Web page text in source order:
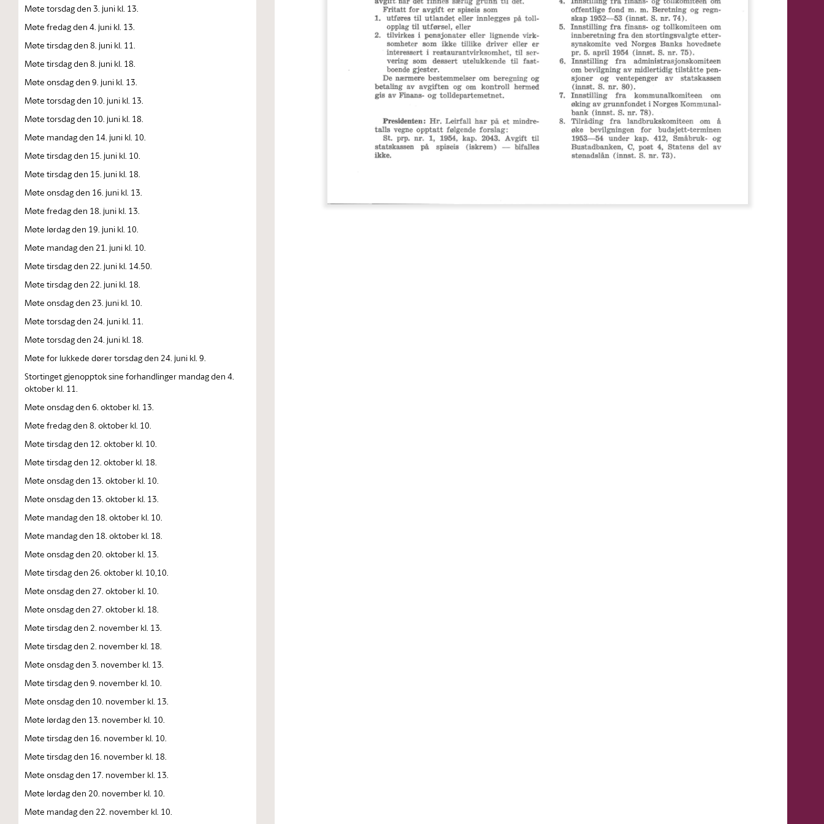
Møte torsdag den 3. juni kl. 13.
Møte fredag den 4. juni kl. 13.
Møte tirsdag den 8. juni kl. 11.
Møte tirsdag den 8. juni kl. 18.
Møte onsdag den 9. juni kl. 13.
Møte torsdag den 10. juni kl. 13.
Møte torsdag den 10. juni kl. 18.
Møte mandag den 14. juni kl. 10.
Møte tirsdag den 15. juni kl. 10.
Møte tirsdag den 15. juni kl. 18.
Møte onsdag den 16. juni kl. 13.
Møte fredag den 18. juni kl. 13.
Møte lørdag den 19. juni kl. 10.
Møte mandag den 21. juni kl. 10.
Møte tirsdag den 22. juni kl. 14.50.
Møte tirsdag den 22. juni kl. 18.
Møte onsdag den 23. juni kl. 10.
Møte torsdag den 24. juni kl. 11.
Møte torsdag den 24. juni kl. 18.
Møte for lukkede dører torsdag den 24. juni kl. 9.
Stortinget gjenopptok sine forhandlinger mandag den 4.
oktober kl. 11.
Møte onsdag den 6. oktober kl. 13.
Møte fredag den 8. oktober kl. 10.
Møte tirsdag den 12. oktober kl. 10.
Møte tirsdag den 12. oktober kl. 18.
Møte onsdag den 13. oktober kl. 10.
Møte onsdag den 13. oktober kl. 13.
Møte mandag den 18. oktober kl. 10.
Møte mandag den 18. oktober kl. 18.
Møte onsdag den 20. oktober kl. 13.
Møte tirsdag den 26. oktober kl. 10,10.
Møte onsdag den 27. oktober kl. 10.
Møte onsdag den 27. oktober kl. 18.
Møte tirsdag den 2. november kl. 13.
Møte tirsdag den 2. november kl. 18.
Møte onsdag den 3. november kl. 13.
Møte tirsdag den 9. november kl. 10.
Møte onsdag den 10. november kl. 13.
Møte lørdag den 13. november kl. 10.
Møte tirsdag den 16. november kl. 10.
Møte tirsdag den 16. november kl. 18.
Møte onsdag den 17. november kl. 13.
Møte lørdag den 20. november kl. 10.
Møte mandag den 22. november kl. 10.